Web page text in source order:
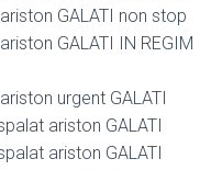
GALATI non stop
GALATI IN REGIM
urgent GALATI
ariston GALATI
ariston GALATI